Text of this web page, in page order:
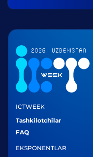
ICTWEEK
Tashkilotchilar
FAQ
EKSPONENTLAR